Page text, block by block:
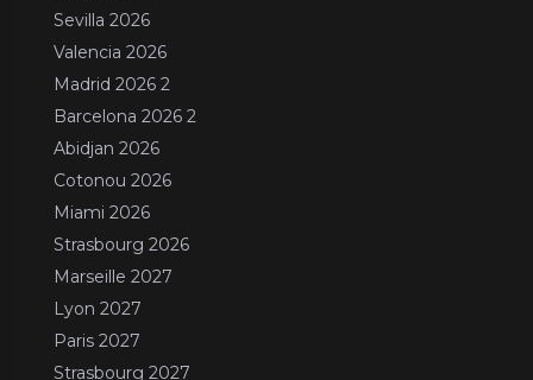
Sevilla 2026
Valencia 2026
Madrid 2026 2
Barcelona 2026 2
Abidjan 2026
Cotonou 2026
Miami 2026
Strasbourg 2026
Marseille 2027
Lyon 2027
Paris 2027
Strasbourg 2027